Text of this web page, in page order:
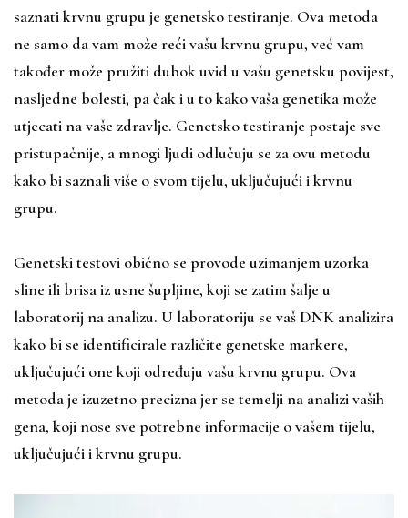
saznati krvnu grupu je genetsko testiranje. Ova metoda
ne samo da vam može reći vašu krvnu grupu, već vam
također može pružiti dubok uvid u vašu genetsku povijest,
nasljedne bolesti, pa čak i u to kako vaša genetika može
utjecati na vaše zdravlje. Genetsko testiranje postaje sve
pristupačnije, a mnogi ljudi odlučuju se za ovu metodu
kako bi saznali više o svom tijelu, uključujući i krvnu
grupu.
Genetski testovi obično se provode uzimanjem uzorka
sline ili brisa iz usne šupljine, koji se zatim šalje u
laboratorij na analizu. U laboratoriju se vaš DNK analizira
kako bi se identificirale različite genetske markere,
uključujući one koji određuju vašu krvnu grupu. Ova
metoda je izuzetno precizna jer se temelji na analizi vaših
gena, koji nose sve potrebne informacije o vašem tijelu,
uključujući i krvnu grupu.